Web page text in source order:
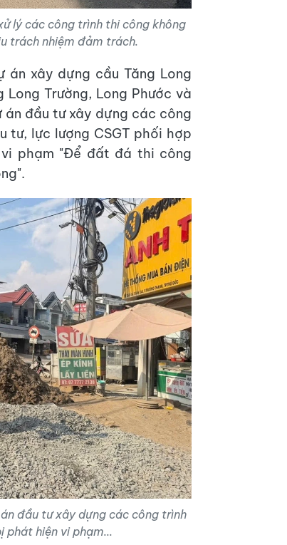
lý các công trình thi công không
trách nhiệm đảm trách.
án xây dựng cầu Tăng Long
Trường, Long Phước và
án đầu tư xây dựng các công
tư, lực lượng CSGT phối hợp
phạm "Để đất đá thi công
đầu tư xây dựng các công trình
phát hiện vi phạm...